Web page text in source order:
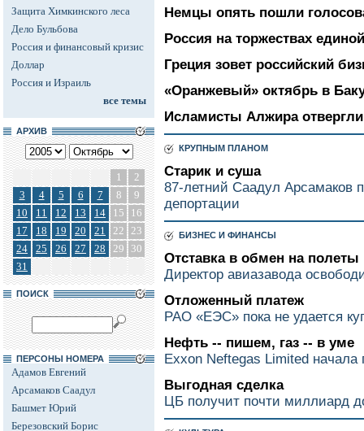
Защита Химкинского леса
Дело Бульбова
Россия и финансовый кризис
Доллар
Россия и Израиль
все темы
АРХИВ
1
2
3
4 5 6 7 8
9
10
11 12 13 14 15
16
17
18 19 20 21 22 23
24
25 26 27 28 29
30
31
ПОИСК
ПЕРСОНЫ НОМЕРА
Адамов Евгений
Арсамаков Саадул
Башмет Юрий
Березовский Борис
Немцы опять пошли
Россия на торжествах
Греция зовет российский
«Оранжевый» октябрь в
Исламисты Алжира
КРУПНЫМ ПЛАНОМ
Старик и суша
87-летний Саадул Арсамаков
депортации
БИЗНЕС И ФИНАНСЫ
Отставка в обмен на полеты
Директор авиазавода
Отложенный платеж
РАО «ЕЭС» пока не удается
Нефть -- пишем, газ -- в уме
Exxon Neftegas Limited
Выгодная сделка
ЦБ получит почти миллиард